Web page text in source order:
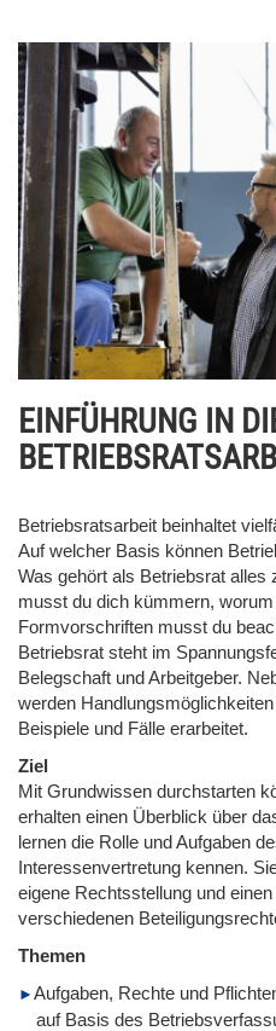
EINFÜHRUNG IN
Betriebsratsarbeit beinhaltet
Auf welcher Basis können
Was gehört als Betriebsrat alles
musst du dich kümmern,
Formvorschriften musst du
Betriebsrat steht im
Belegschaft und Arbeitgeber.
werden
Beispiele und Fälle erarbeitet.
Ziel
Mit Grundwissen durchstarten
erhalten einen Überblick über
lernen die Rolle und Aufgaben
Interessenvertretung kennen.
eigene Rechtsstellung und
verschiedenen
Themen
Aufgaben, Rechte und
auf Basis des